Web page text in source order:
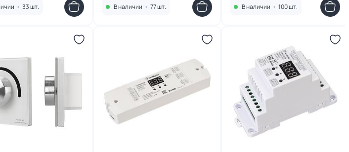
• 33 шт. В наличии • 77 шт. В наличии • 100 шт.